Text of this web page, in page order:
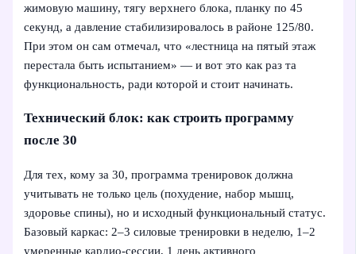
жимовую машину, тягу верхнего блока, планку по 45
секунд, а давление стабилизировалось в районе 125/80.
При этом он сам отмечал, что «лестница на пятый этаж
перестала быть испытанием» — и вот это как раз та
функциональность, ради которой и стоит начинать.
Технический блок: как строить программу
после 30
Для тех, кому за 30, программа тренировок должна
учитывать не только цель (похудение, набор мышц,
здоровье спины), но и исходный функциональный статус.
Базовый каркас: 2–3 силовые тренировки в неделю, 1–2
умеренные кардио-сессии, 1 день активного